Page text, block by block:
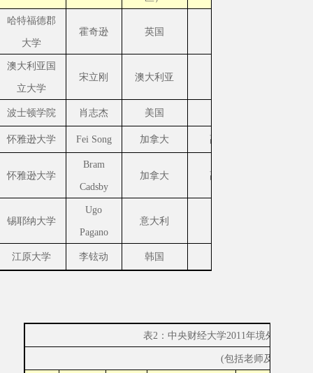
哈特福德郡
大学
霍奇逊 英国
澳大利亚国
立大学
宋立刚 澳大利亚
波士顿学院 肖志杰 美国
怀雅逊大学 Fei Song 加拿大 副教授
怀雅逊大学
Bram
Cadsby
加拿大 副教授
锡耶纳大学
Ugo
Pagano
意大利
江原大学 李铉动 韩国
表2 ：中央财经大学2011年境外出访人
(包括老师及学生